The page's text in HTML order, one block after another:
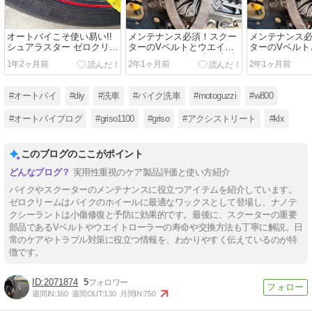
オートバイこそ使い易い!!
シュアラスター ゼロクリー
ムのレビュー!!
1年2ヶ月前
メンテナンス必須！スクー
ターのVベルトとウエイト
ローラーの寿命と交換方法
2年1ヶ月前
メンテナンス
ターのVベル
ローラーの寿
2年1ヶ月前
#オートバイ #diy #洗車 #バイク洗車 #motoguzzi #w800
#オートバイブログ #griso1100 #griso #アクシストリート #klx
このブログのここがポイント
実用性重視のケア製品評価と使い方紹介
バイクやスクーターのメンテナンスに役立つアイテムを紹介しています。
ゼロクリームはバイクのホイールに最適なワックスとして登場し、ナノテ
クシーラントは小傷修復と予防に効果的です。最後に、スクーターの重要
部品であるVベルトやウエイトローラーの寿命や交換方法も丁寧に解説。日
常のケアやトラブル対策に役立つ情報を、わかりやすく伝えているのが特
徴です。
2071874 5
週間IN:160 週間OUT:130 月間IN:750